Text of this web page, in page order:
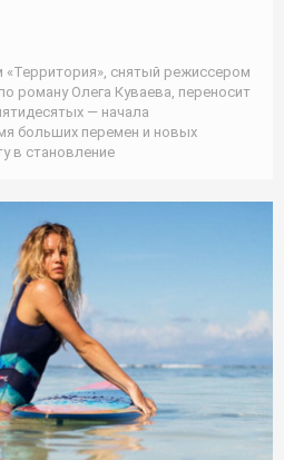
снятый режиссером
роману Олега Куваева, переносит
— начала
больших перемен и новых
в становление